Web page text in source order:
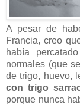
A pesar de
Francia, creo
había
normales (que
de trigo, huevo,
con trigo
porque nunca